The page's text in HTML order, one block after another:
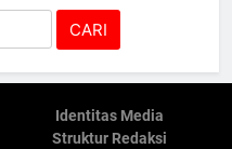
Identitas Media
Struktur Redaksi